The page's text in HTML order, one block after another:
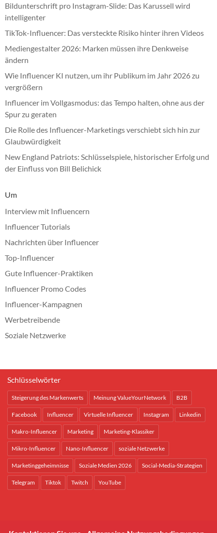
Bildunterschrift pro Instagram-Slide: Das Karussell wird
intelligenter
TikTok-Influencer: Das versteckte Risiko hinter ihren Videos
Mediengestalter 2026: Marken müssen ihre Denkweise
ändern
Wie Influencer KI nutzen, um ihr Publikum im Jahr 2026 zu
vergrößern
Influencer im Vollgasmodus: das Tempo halten, ohne aus der
Spur zu geraten
Die Rolle des Influencer-Marketings verschiebt sich hin zur
Glaubwürdigkeit
New England Patriots: Schlüsselspiele, historischer Erfolg und
der Einfluss von Bill Belichick
Um
Interview mit Influencern
Influencer Tutorials
Nachrichten über Influencer
Top-Influencer
Gute Influencer-Praktiken
Influencer Promo Codes
Influencer-Kampagnen
Werbetreibende
Soziale Netzwerke
Schlüsselwörter
Steigerung des Markenwerts Meinung ValueYourNetwork B2B
Facebook Influencer Virtuelle Influencer Instagram Linkedin
Makro-Influencer Marketing Marketing-Klassiker
Mikro-Influencer Nano-Influencer soziale Netzwerke
Marketinggeheimnisse Soziale Medien 2026 Social-Media-Strategien
Telegram Tiktok Twitch YouTube